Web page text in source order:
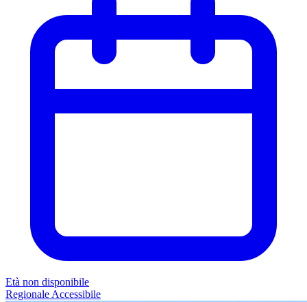
Età non disponibile
Regionale Accessibile